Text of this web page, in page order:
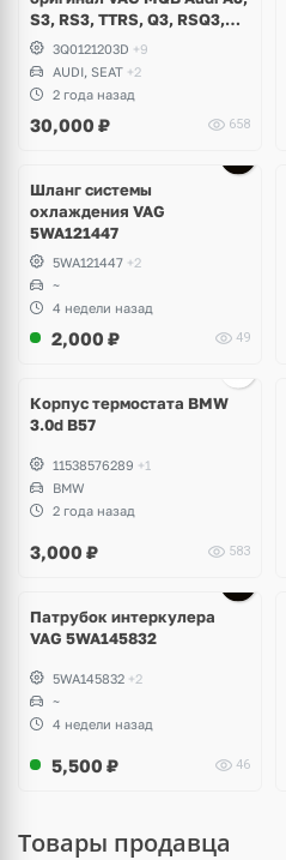
S3, RS3, TTRS, Q3, RSQ3,
Volkswagen Tiguan 2,
Allspace, Arteon, Passat B8,
Multivan, Transporter T6,
Skoda Kodiaq, Karoq,
Superb
3Q0121203D +9
AUDI, SEAT +2
2 года назад
30,000 ₽ 658
Шланг системы
охлаждения VAG
5WA121447
5WA121447 +2
~
4 недели назад
2,000 ₽ 49
Корпус термостата BMW
3.0d B57
11538576289 +1
BMW
2 года назад
3,000 ₽ 583
Патрубок интеркулера
VAG 5WA145832
5WA145832 +2
~
4 недели назад
5,500 ₽ 46
Товары продавца